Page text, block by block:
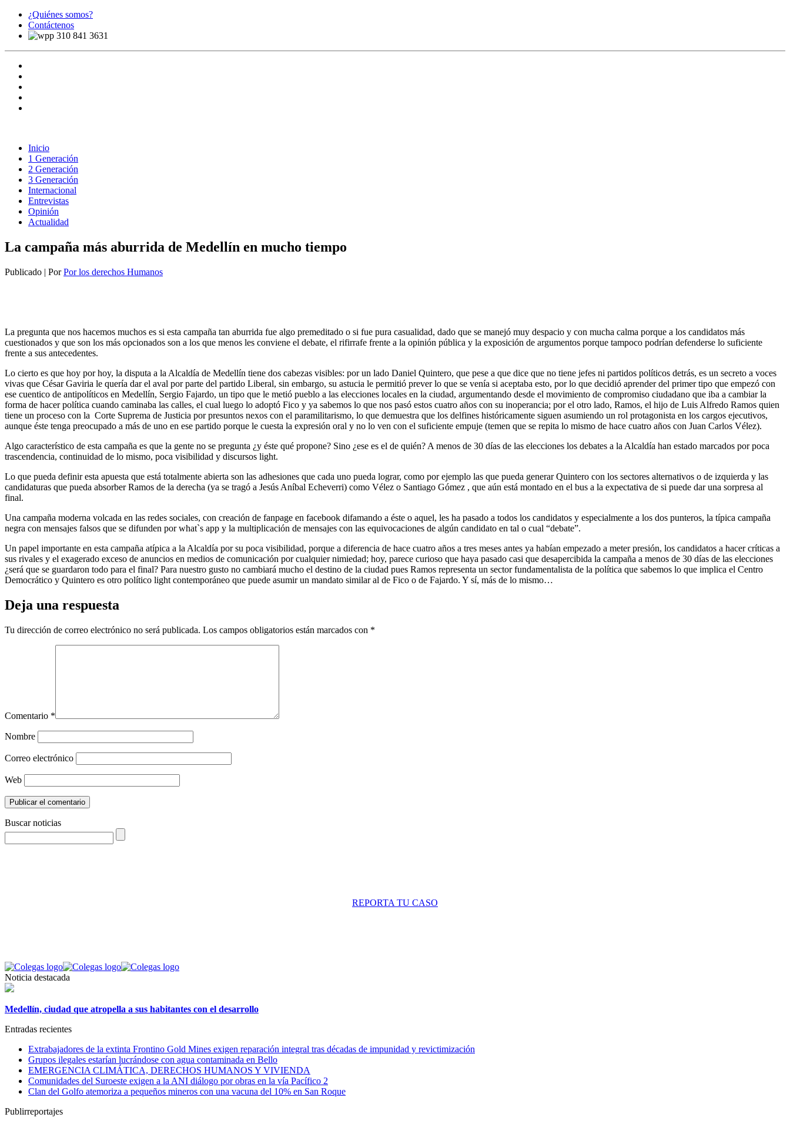
¿Quiénes somos?
Contáctenos
310 841 3631
Inicio
1 Generación
2 Generación
3 Generación
Internacional
Entrevistas
Opinión
Actualidad
La campaña más aburrida de Medellín en mucho tiempo
Publicado | Por Por los derechos Humanos
La pregunta que nos hacemos muchos es si esta campaña tan aburrida fue algo premeditado o si fue pura casualidad, dado que se manejó muy despacio y con mucha calma porque a los candidatos más
cuestionados y que son los más opcionados son a los que menos les conviene el debate, el rifirrafe frente a la opinión pública y la exposición de argumentos porque tampoco podrían defenderse lo suficiente
frente a sus antecedentes.
Lo cierto es que hoy por hoy, la disputa a la Alcaldía de Medellín tiene dos cabezas visibles: por un lado Daniel Quintero, que pese a que dice que no tiene jefes ni partidos políticos detrás, es un secreto a voces
vivas que César Gaviria le quería darel aval porparte del partido Liberal, sin embargo, su astucia le permitió preverlo que se venía si aceptaba esto, por lo que decidió aprenderdel primertipo que empezó con
ese cuentico de antipolíticos en Medellín, Sergio Fajardo, un tipo que le metió pueblo a las elecciones locales en la ciudad, argumentando desde el movimiento de compromiso ciudadano que iba a cambiarla
forma de hacer política cuando caminaba las calles, el cual luego lo adoptó Fico y ya sabemos lo que nos pasó estos cuatro años con su inoperancia; por el otro lado, Ramos, el hijo de Luis Alfredo Ramos quien
tiene un proceso con la Corte Suprema de Justicia porpresuntos nexos con el paramilitarismo, lo que demuestra que los delfines históricamente siguen asumiendo un rol protagonista en los cargos ejecutivos,
aunque éste tenga preocupado a más de uno en ese partido porque le cuesta la expresión oral y no lo ven con el suficiente empuje (temen que se repita lo mismo de hace cuatro años con Juan Carlos Vélez).
Algo característico de esta campaña es que la gente no se pregunta ¿y éste qué propone? Sino ¿ese es el de quién? A menos de 30 días de las elecciones los debates a la Alcaldía han estado marcados porpoca
trascendencia, continuidad de lo mismo, poca visibilidad y discursos light.
Lo que pueda definir esta apuesta que está totalmente abierta son las adhesiones que cada uno pueda lograr, como porejemplo las que pueda generarQuintero con los sectores alternativos o de izquierda y las
candidaturas que pueda absorber Ramos de la derecha (ya se tragó a Jesús Aníbal Echeverri) como Vélez o Santiago Gómez , que aún está montado en el bus a la expectativa de si puede daruna sorpresa al
final.
Una campaña moderna volcada en las redes sociales, con creación de fanpage en facebook difamando a éste o aquel, les ha pasado a todos los candidatos y especialmente a los dos punteros, la típica campaña
negra con mensajes falsos que se difunden por what`s app y la multiplicación de mensajes con las equivocaciones de algún candidato en tal o cual “debate”.
Un papel importante en esta campaña atípica a la Alcaldía porsu poca visibilidad, porque a diferencia de hace cuatro años a tres meses antes ya habían empezado a meterpresión, los candidatos a hacer críticas a
sus rivales y el exagerado exceso de anuncios en medios de comunicación porcualquier nimiedad; hoy, parece curioso que haya pasado casi que desapercibida la campaña a menos de 30 días de las elecciones
¿será que se guardaron todo para el final? Para nuestro gusto no cambiará mucho el destino de la ciudad pues Ramos representa un sectorfundamentalista de la política que sabemos lo que implica el Centro
Democrático y Quintero es otro político light contemporáneo que puede asumirun mandato similar al de Fico o de Fajardo. Y sí, más de lo mismo…
Deja una respuesta
Tu dirección de correo electrónico no será publicada. Los campos obligatorios están marcados con *
Comentario *
Nombre
Correo electrónico
Web
Buscar noticias
REPORTA TU CASO
Noticia destacada
Medellín, ciudad que atropella a sus habitantes con el desarrollo
Entradas recientes
Extrabajadores de la extinta Frontino Gold Mines exigen reparación integral tras décadas de impunidad y revictimización
Grupos ilegales estarían lucrándose con agua contaminada en Bello
EMERGENCIA CLIMÁTICA, DERECHOS HUMANOS Y VIVIENDA
Comunidades del Suroeste exigen a la ANI diálogo por obras en la vía Pacífico 2
Clan del Golfo atemoriza a pequeños mineros con una vacuna del 10% en San Roque
Publirreportajes